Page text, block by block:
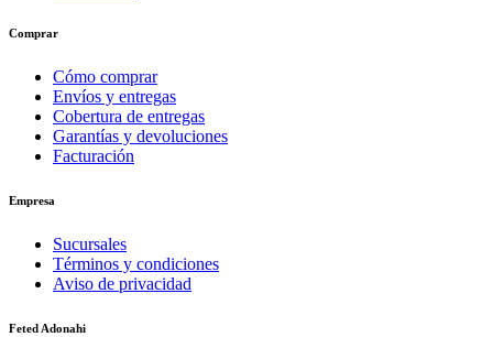
Comprar
Cómo comprar
Envíos y entregas
Cobertura de entregas
Garantías y devoluciones
Facturación
Empresa
Sucursales
Términos y condiciones
Aviso de privacidad
Feted Adonahi